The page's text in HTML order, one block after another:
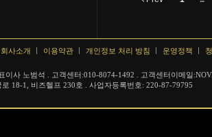
회사소개 이용약관 개인정보 처리 방침 운영정책
이사 노범석 . 고객센터:010-8074-1492 . 고객센터이메일
18-1, 비즈헬프 230호 . 사업자등록번호: 220-87-79795